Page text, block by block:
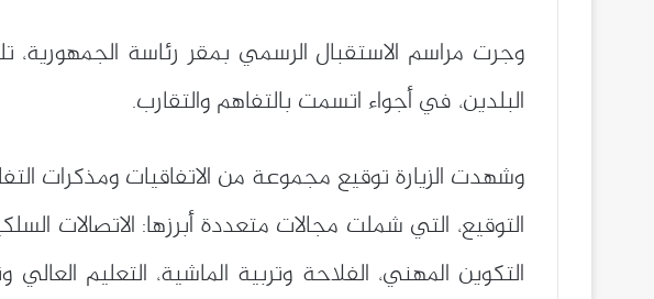
وجرت مراسم الاستقبال الرسمي بمقر رئاسة
البلدين، في أجواء اتسمت بالتفاهم والتقارب.
وشهدت الزيارة توقيع مجموعة من الاتفاقيات ومذكرات
التوقيع، التي شملت مجالات متعددة أبرزها: الاتصالات
التكوين المهني، الفلاحة وتربية الماشية، التعليم